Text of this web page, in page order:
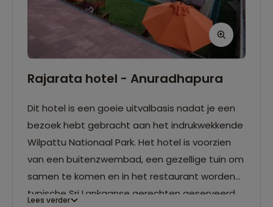
Rajarata hotel - Anuradhapura
Dit hotel is een goeie uitvalbasis nadat je een
bezoek hebt gebracht aan het indrukwekkende
Wilpattu Nationaal Park. Het hotel is voorzien
van een buitenzwembad, een gezellige tuin om
samen te komen en in het restaurant worden
typische Sri Lankaanse gerechten geserveerd.
Lees verder